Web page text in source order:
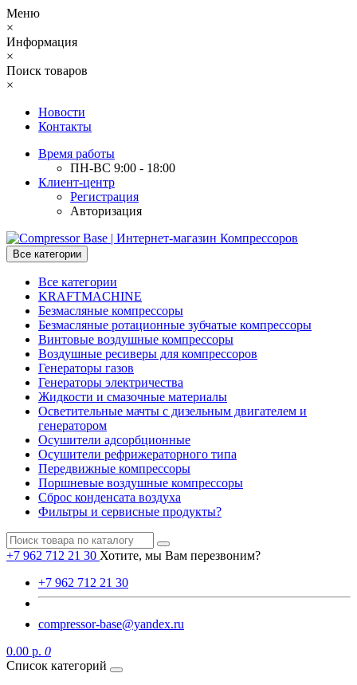
Меню
×
Информация
×
Поиск товаров
×
Новости
Контакты
Время работы
ПН-ВС 9:00 - 18:00
Клиент-центр
Регистрация
Авторизация
Все категории
Все категории
KRAFTMACHINE
Безмасляные компрессоры
Безмасляные ротационные зубчатые компрессоры
Винтовые воздушные компрессоры
Воздушные ресиверы для компрессоров
Генераторы газов
Генераторы электричества
Жидкости и смазочные материалы
Осветительные мачты с дизельным двигателем и
генератором
Осушители адсорбционные
Осушители рефрижераторного типа
Передвижные компрессоры
Поршневые воздушные компрессоры
Сброс конденсата воздуха
Фильтры и сервисные продукты?
+7 962 712 21 30 Хотите, мы Вам перезвоним?
+7 962 712 21 30
compressor-base@yandex.ru
0.00 р. 0
Список категорий